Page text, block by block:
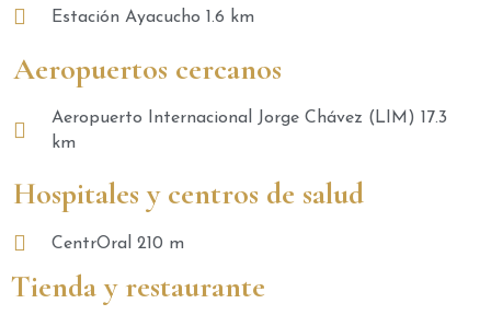
Estación Ayacucho 1.6 km
Aeropuertos cercanos
Aeropuerto Internacional Jorge Chávez (LIM) 17.3
km
Hospitales y centros de salud
CentrOral 210 m
Tienda y restaurante